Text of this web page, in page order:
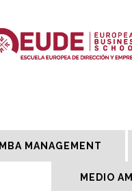
MBA MANAGEMENT
MEDIO